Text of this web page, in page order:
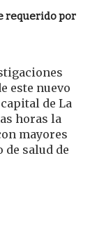
requerido por
este nuevo
de La
horas la
mayores
de salud de